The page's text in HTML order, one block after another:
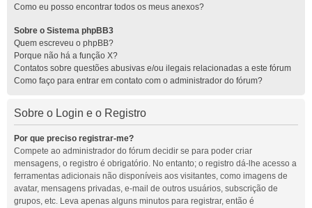
Como eu posso encontrar todos os meus anexos?
Sobre o Sistema phpBB3
Quem escreveu o phpBB?
Porque não há a função X?
Contatos sobre questões abusivas e/ou ilegais relacionadas a este fórum
Como faço para entrar em contato com o administrador do fórum?
Sobre o Login e o Registro
Por que preciso registrar-me?
Compete ao administrador do fórum decidir se para poder criar
mensagens, o registro é obrigatório. No entanto; o registro dá-lhe acesso a
ferramentas adicionais não disponíveis aos visitantes, como imagens de
avatar, mensagens privadas, e-mail de outros usuários, subscrição de
grupos, etc. Leva apenas alguns minutos para registrar, então é